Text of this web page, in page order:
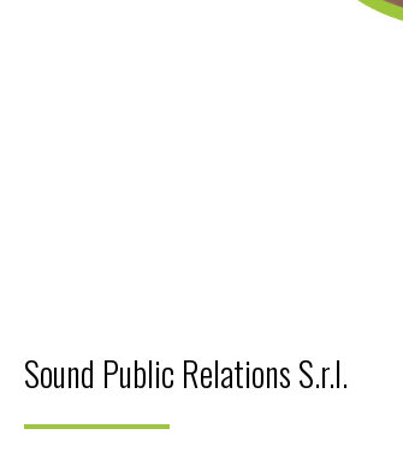
Sound Public Relations S.r.l.